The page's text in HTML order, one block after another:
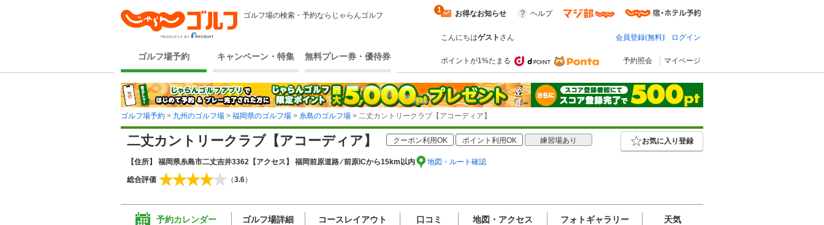
ゴルフ場の検索・予約ならじゃらんゴルフ
ゴルフ場予約 キャンペーン・特集 無料プレー券・優待券
お得なお知らせ
1 ヘルプ
こんにちはゲスト さん 会員登録(無料) ログイン
ポイントが1%たまる 予約照会 マイページ
ゴルフ場予約 > 九州のゴルフ場 > 福岡県のゴルフ場 > 糸島のゴルフ場 > 二丈カントリークラブ【アコーディア】
二丈カントリークラブ【アコーディア】 クーポン利用OK ポイント利用OK 練習場あり お気に入り登録
【住所】 福岡県糸島市二丈吉井3362 【アクセス】 福岡前原道路 ⁄ 前原ICから15km以内 地図・ルート確認
総合評価 （3.6）
予約カレンダー ゴルフ場詳細 コースレイアウト 口コミ 地図・アクセス フォトギャラリー 天気